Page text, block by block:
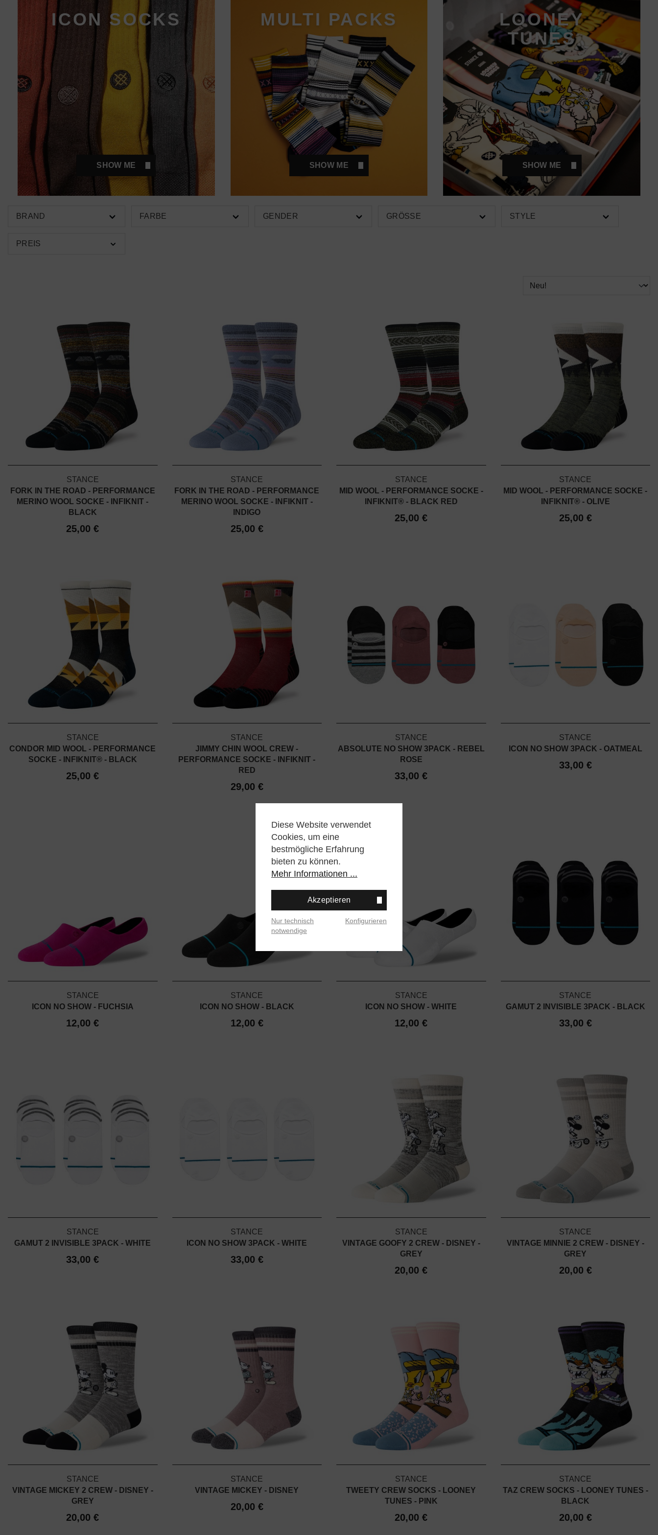
ICON SOCKS
SHOW ME
MULTI PACKS
SHOW ME
LOONEY
TUNES
SHOW ME
BRAND FARBE GENDER GRÖSSE STYLE
PREIS
STANCE
FORK IN THE ROAD - PERFORMANCE
MERINO WOOL SOCKE - INFIKNIT -
BLACK
25,00 €
STANCE
FORK IN THE ROAD - PERFORMANCE
MERINO WOOL SOCKE - INFIKNIT -
INDIGO
25,00 €
STANCE
MID WOOL - PERFORMANCE SOCKE -
INFIKNIT® - BLACK RED
25,00 €
STANCE
MID WOOL - PERFORMANCE SOCKE -
INFIKNIT® - OLIVE
25,00 €
STANCE
CONDOR MID WOOL - PERFORMANCE
SOCKE - INFIKNIT® - BLACK
25,00 €
STANCE
JIMMY CHIN WOOL CREW -
PERFORMANCE SOCKE - INFIKNIT -
RED
29,00 €
STANCE
ABSOLUTE NO SHOW 3PACK - REBEL
ROSE
33,00 €
STANCE
ICON NO SHOW 3PACK - OATMEAL
33,00 €
STANCE
ICON NO SHOW - FUCHSIA
12,00 €
STANCE
ICON NO SHOW - BLACK
12,00 €
STANCE
ICON NO SHOW - WHITE
12,00 €
STANCE
GAMUT 2 INVISIBLE 3PACK - BLACK
33,00 €
STANCE
GAMUT 2 INVISIBLE 3PACK - WHITE
33,00 €
STANCE
ICON NO SHOW 3PACK - WHITE
33,00 €
STANCE
VINTAGE GOOFY 2 CREW - DISNEY -
GREY
20,00 €
STANCE
VINTAGE MINNIE 2 CREW - DISNEY -
GREY
20,00 €
STANCE
VINTAGE MICKEY 2 CREW - DISNEY -
GREY
20,00 €
STANCE
VINTAGE MICKEY - DISNEY
20,00 €
STANCE
TWEETY CREW SOCKS - LOONEY
TUNES - PINK
20,00 €
STANCE
TAZ CREW SOCKS - LOONEY TUNES -
BLACK
20,00 €
Diese Website verwendet
Cookies, um eine
bestmögliche Erfahrung
bieten zu können.
Mehr Informationen ...
Akzeptieren
Nur technisch
notwendige
Konfigurieren